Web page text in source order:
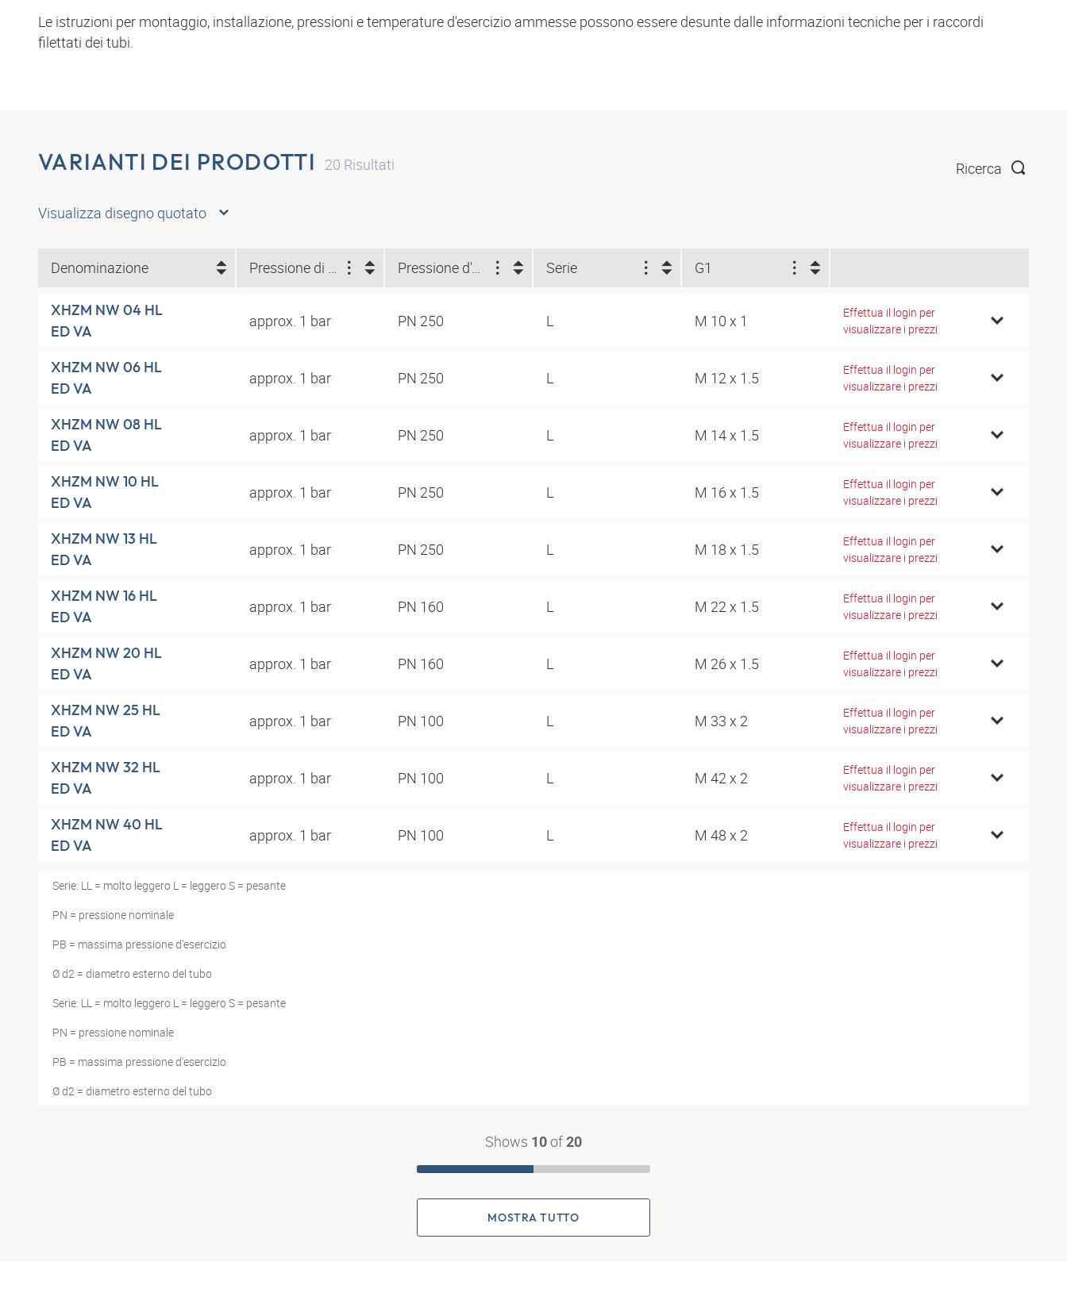
Le istruzioni per montaggio, installazione, pressioni e temperature d'esercizio ammesse possono essere desunte dalle informazioni tecniche per i raccordi
filettati dei tubi.
VARIANTI DEI PRODOTTI 20 Risultati Ricerca
Visualizza disegno quotato
Denominazione Pressione di intervento Pressione d'esercizio in bar: Serie G1
XHZM NW 04 HL
ED VA
approx. 1 bar PN 250 L M 10 x 1
Effettua il login per
visualizzare i prezzi
XHZM NW 06 HL
ED VA
approx. 1 bar PN 250 L M 12 x 1.5
Effettua il login per
visualizzare i prezzi
XHZM NW 08 HL
ED VA
approx. 1 bar PN 250 L M 14 x 1.5
Effettua il login per
visualizzare i prezzi
XHZM NW 10 HL
ED VA
approx. 1 bar PN 250 L M 16 x 1.5
Effettua il login per
visualizzare i prezzi
XHZM NW 13 HL
ED VA
approx. 1 bar PN 250 L M 18 x 1.5
Effettua il login per
visualizzare i prezzi
XHZM NW 16 HL
ED VA
approx. 1 bar PN 160 L M 22 x 1.5
Effettua il login per
visualizzare i prezzi
XHZM NW 20 HL
ED VA
approx. 1 bar PN 160 L M 26 x 1.5
Effettua il login per
visualizzare i prezzi
XHZM NW 25 HL
ED VA
approx. 1 bar PN 100 L M 33 x 2
Effettua il login per
visualizzare i prezzi
XHZM NW 32 HL
ED VA
approx. 1 bar PN 100 L M 42 x 2
Effettua il login per
visualizzare i prezzi
XHZM NW 40 HL
ED VA
approx. 1 bar PN 100 L M 48 x 2
Effettua il login per
visualizzare i prezzi
Serie: LL = molto leggero L = leggero S = pesante
PN = pressione nominale
PB = massima pressione d'esercizio
Ø d2 = diametro esterno del tubo
Serie: LL = molto leggero L = leggero S = pesante
PN = pressione nominale
PB = massima pressione d'esercizio
Ø d2 = diametro esterno del tubo
Shows 10 of 20
MOSTRA TUTTO